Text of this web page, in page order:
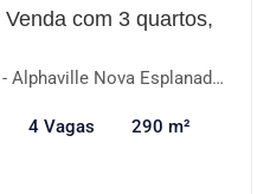
com 3 quartos,
Nova Esplanada I, Votorantim-SP
4 Vagas 290 m²